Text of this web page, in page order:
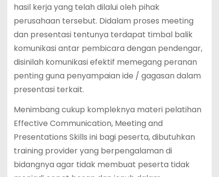
hasil kerja yang telah dilalui oleh pihak
perusahaan tersebut. Didalam proses meeting
dan presentasi tentunya terdapat timbal balik
komunikasi antar pembicara dengan pendengar,
disinilah komunikasi efektif memegang peranan
penting guna penyampaian ide / gagasan dalam
presentasi terkait.
Menimbang cukup kompleknya materi pelatihan
Effective Communication, Meeting and
Presentations Skills ini bagi peserta, dibutuhkan
training provider yang berpengalaman di
bidangnya agar tidak membuat peserta tidak